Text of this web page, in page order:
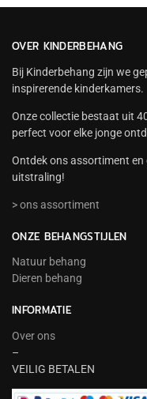
OVER KINDERBEHANG
Bij Kinderbehang zijn we
inspirerende kinderkamers.
Onze collectie bestaat uit
perfect voor elke jonge
Ontdek ons assortiment en
uitstraling!
> ons assortiment
ONZE BEHANGSTIJLEN
Natuur behang
Dieren behang
INFORMATIE
Over ons
–
VEILIG BETALEN